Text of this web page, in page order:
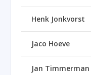
Henk Jonkvorst
Jaco Hoeve
Jan Timmerman